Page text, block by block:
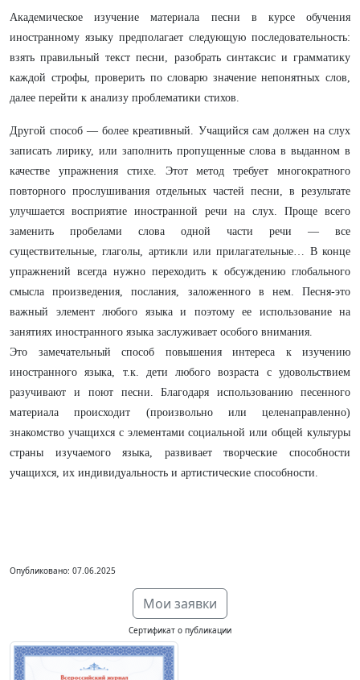
Академическое изучение материала песни в курсе обучения
иностранному языку предполагает следующую последовательность:
взять правильный текст песни, разобрать синтаксис и грамматику
каждой строфы, проверить по словарю значение непонятных слов,
далее перейти к анализу проблематики стихов.
Другой способ — более креативный. Учащийся сам должен на слух
записать лирику, или заполнить пропущенные слова в выданном в
качестве упражнения стихе. Этот метод требует многократного
повторного прослушивания отдельных частей песни, в результате
улучшается восприятие иностранной речи на слух. Проще всего
заменить пробелами слова одной части речи — все
существительные, глаголы, артикли или прилагательные… В конце
упражнений всегда нужно переходить к обсуждению глобального
смысла произведения, послания, заложенного в нем. Песня-это
важный элемент любого языка и поэтому ее использование на
занятиях иностранного языка заслуживает особого внимания.
Это замечательный способ повышения интереса к изучению
иностранного языка, т.к. дети любого возраста с удовольствием
разучивают и поют песни. Благодаря использованию песенного
материала происходит (произвольно или целенаправленно)
знакомство учащихся с элементами социальной или общей культуры
страны изучаемого языка, развивает творческие способности
учащихся, их индивидуальность и артистические способности.
Опубликовано: 07.06.2025
Мои заявки
Сертификат о публикации